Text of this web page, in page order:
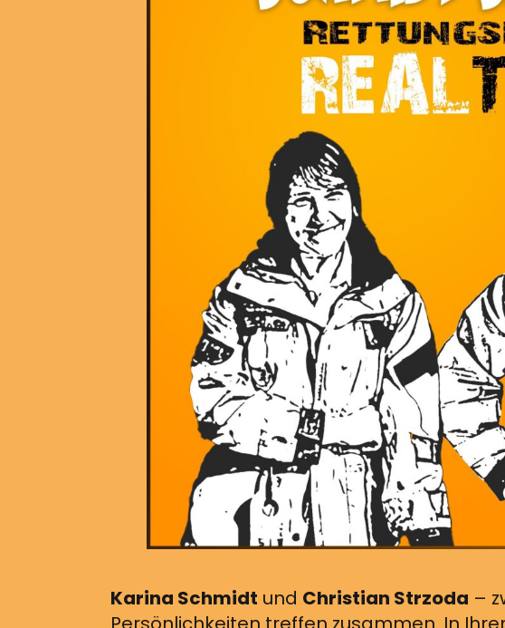
Karina Schmidt und Christian Strzoda –